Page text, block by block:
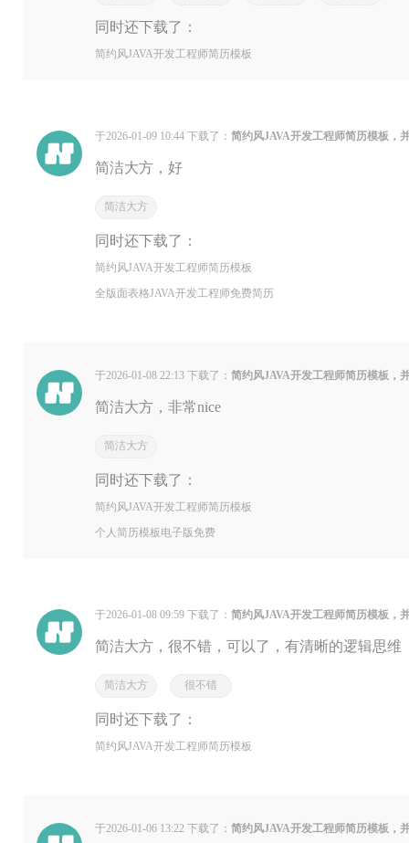
同时还下载了：
简约风JAVA开发工程师简历模板
于2026-01-09 10:44 下载了：简约风JAVA开发工程师简历模板，
简洁大方，好
简洁大方
同时还下载了：
简约风JAVA开发工程师简历模板
全版面表格JAVA开发工程师免费简历
于2026-01-08 22:13 下载了：简约风JAVA开发工程师简历模板，
简洁大方，非常nice
简洁大方
同时还下载了：
简约风JAVA开发工程师简历模板
个人简历模板电子版免费
于2026-01-08 09:59 下载了：简约风JAVA开发工程师简历模板，
简洁大方，很不错，可以了，有清晰的逻辑思维
简洁大方 很不错
同时还下载了：
简约风JAVA开发工程师简历模板
于2026-01-06 13:22 下载了：简约风JAVA开发工程师简历模板，